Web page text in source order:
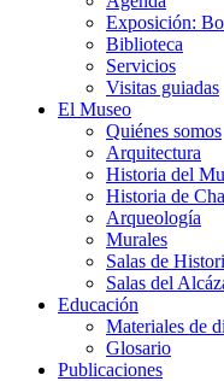
Exposición:
Biblioteca
Servicios
Visitas guiadas
El Museo
Quiénes somos
Arquitectura
Historia del
Historia de
Arqueología
Murales
Salas de
Salas del
Educación
Materiales de
Glosario
Publicaciones